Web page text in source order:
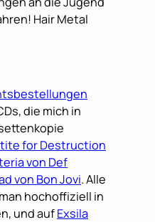
Hair Metal
die mich in
for Destruction
von Def
von Bon Jovi. Alle
hochoffiziell in
und aufExsila